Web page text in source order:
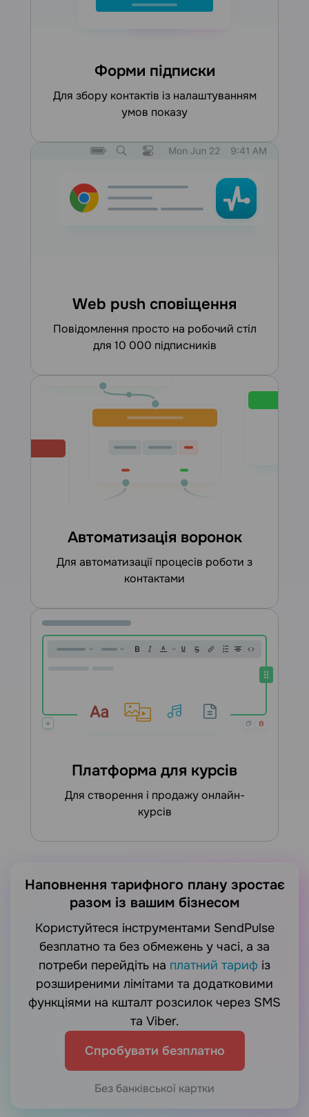
Форми підписки
для збору контактів із налаштуванням
умов показу
Web push сповіщення
повідомлення просто на робочий стіл
для 10 000 підписників
Автоматизація воронок
для автоматизації процесів роботи з
контактами
Платформа для курсів
для створення і продажу онлайн-
курсів
Наповнення тарифного плану зростає
разом із вашим бізнесом
Користуйтеся інструментами SendPulse
безплатно та без обмежень у часі, а за
потреби перейдіть на платний тариф із
розширеними лімітами та додатковими
функціями на кшталт розсилок через SMS
та Viber.
Спробувати безплатно
Без банківської картки